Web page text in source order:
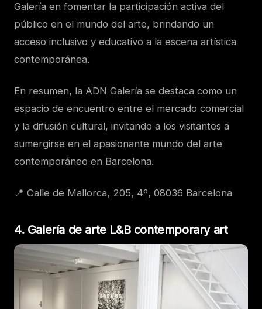
Galería en fomentar la participación activa del
público en el mundo del arte, brindando un
acceso inclusivo y educativo a la escena artística
contemporánea.
En resumen, la ADN Galería se destaca como un
espacio de encuentro entre el mercado comercial
y la difusión cultural, invitando a los visitantes a
sumergirse en el apasionante mundo del arte
contemporáneo en Barcelona.
📍 Calle de Mallorca, 205, 4º, 08036 Barcelona
4. Galería de arte L&B contemporary art